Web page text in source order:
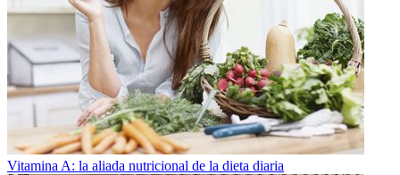
Vitamina A: la aliada nutricional de la dieta diaria